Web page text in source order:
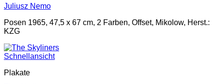
Juliusz Nemo
Posen 1965, 47,5 x 67 cm, 2 Farben, Offset, Mikolow, Herst.:
KZG
Schnellansicht
Plakate